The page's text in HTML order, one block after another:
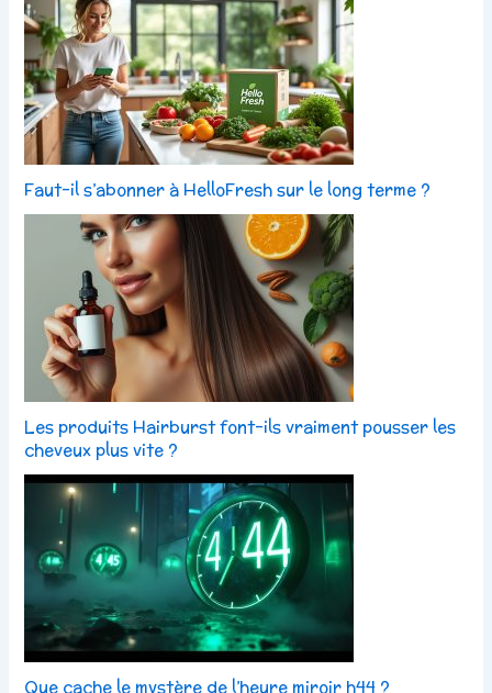
Faut-il s’abonner à HelloFresh sur le long terme ?
Les produits Hairburst font-ils vraiment pousser les
cheveux plus vite ?
Que cache le mystère de l’heure miroir h44 ?